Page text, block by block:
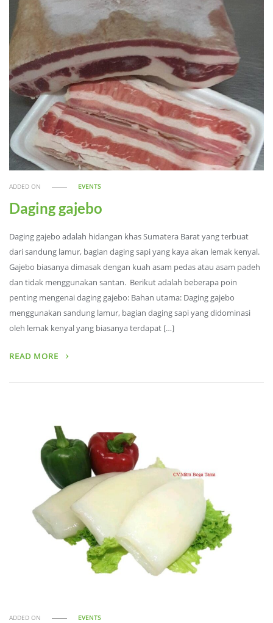
ADDED ON EVENTS
Daging gajebo
Daging gajebo adalah hidangan khas Sumatera Barat yang terbuat
dari sandung lamur, bagian daging sapi yang kaya akan lemak kenyal.
Gajebo biasanya dimasak dengan kuah asam pedas atau asam padeh
dan tidak menggunakan santan. Berikut adalah beberapa poin
penting mengenai daging gajebo: Bahan utama: Daging gajebo
menggunakan sandung lamur, bagian daging sapi yang didominasi
oleh lemak kenyal yang biasanya terdapat […]
READ MORE
ADDED ON EVENTS